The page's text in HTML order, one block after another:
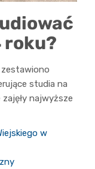
roku?
zestawiono
studia na
najwyższe
w